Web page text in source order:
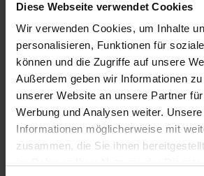
Diese Webseite verwendet Cookies
Wir verwenden Cookies, um Inhalte
personalisieren, Funktionen für
können und die Zugriffe auf unsere
Außerdem geben wir Informationen
unserer Website an unsere Partner
Werbung und Analysen weiter.
Informationen möglicherweise mit
zusammen, die Sie ihnen
5,38 € / St
5,38 €pro 1 Stück
6,40 €
inkl. 19% MwSt. ,zzgl.
Auf Lager
Lieferung voraussichtlich ab Freitag,